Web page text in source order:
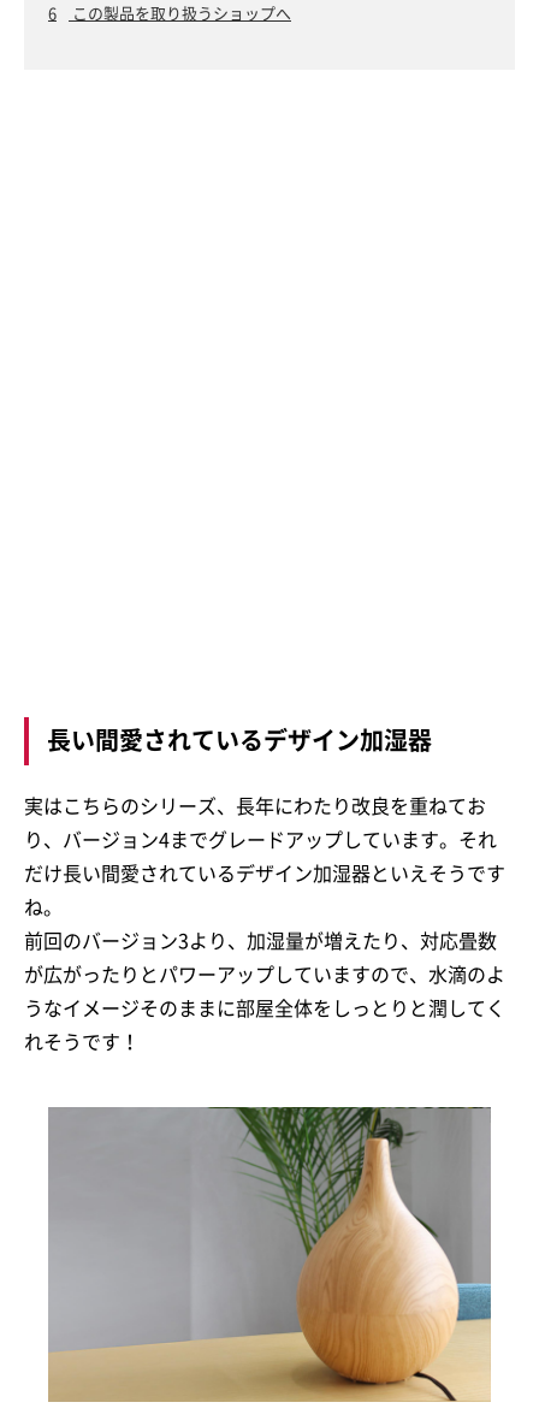
6 この製品を取り扱うショップへ
長い間愛されているデザイン加湿器
実はこちらのシリーズ、長年にわたり改良を重ねてお
り、バージョン4までグレードアップしています。それ
だけ長い間愛されているデザイン加湿器といえそうです
ね。
前回のバージョン3より、加湿量が増えたり、対応畳数
が広がったりとパワーアップしていますので、水滴のよ
うなイメージそのままに部屋全体をしっとりと潤してく
れそうです！